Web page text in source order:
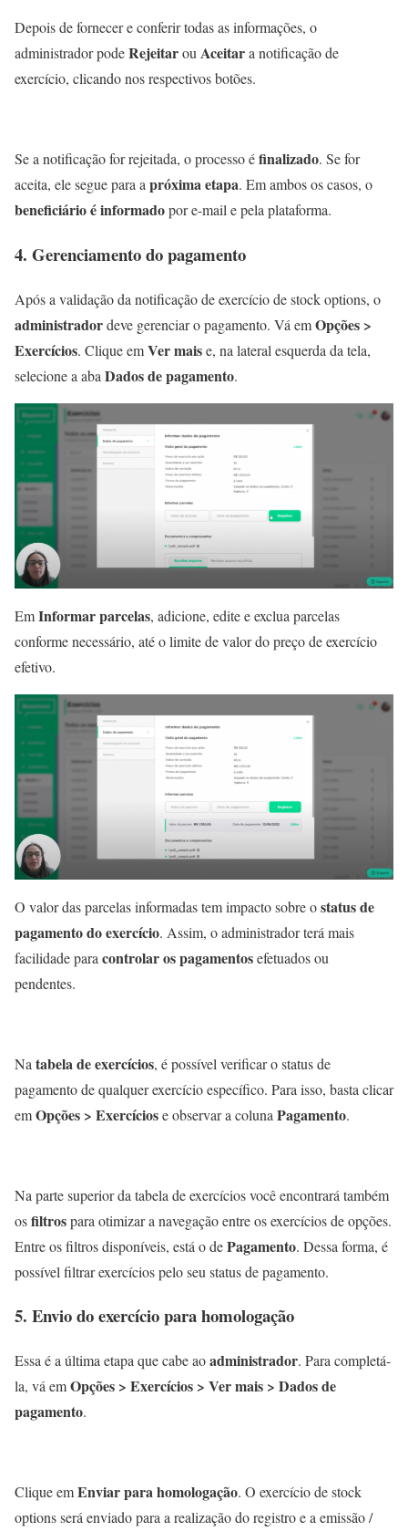
Depois de fornecer e conferir todas as informações, o
administrador podeRejeitarouAceitara notificação de
exercício, clicando nos respectivos botões.
Se a notificação for rejeitada, o processo éfinalizado. Se for
aceita, ele segue para apróxima etapa. Em ambos os casos, o
beneficiário é informadopor e-mail e pela plataforma.
4. Gerenciamento do pagamento
Após a validação da notificação de exercício de stock options, o
administradordeve gerenciar o pagamento. Vá emOpções >
Exercícios. Clique emVer maise, na lateral esquerda da tela,
selecione a aba Dados de pagamento.
EmInformar parcelas, adicione, edite e exclua parcelas
conforme necessário, até o limite de valor do preço de exercício
efetivo.
O valor das parcelas informadas tem impacto sobre ostatus de
pagamento do exercício. Assim, o administrador terá mais
facilidade para controlar os pagamentosefetuados ou
pendentes.
Na tabela de exercícios, é possível verificar o status de
pagamento de qualquer exercício específico. Para isso, basta clicar
emOpções > Exercíciose observar a coluna Pagamento.
Na parte superior da tabela de exercícios você encontrará também
osfiltrospara otimizar a navegação entre os exercícios de opções.
Entre os filtros disponíveis, está o dePagamento. Dessa forma, é
possível filtrar exercícios pelo seu status de pagamento.
5. Envio do exercício para homologação
Essa é a última etapa que cabe aoadministrador. Para completá-
la, vá emOpções > Exercícios > Ver mais > Dados de
pagamento.
Clique emEnviar para homologação. O exercício de stock
options será enviado para a realização do registro e a emissão /